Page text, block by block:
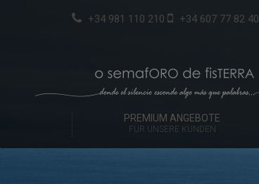
+34 981 110 210 +34 607 77 82 40
PREMIUM ANGEBOTE
FÜR UNSERE KUNDEN